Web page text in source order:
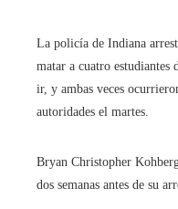
La policía de Indiana
matar a cuatro
ir, y ambas veces
autoridades el martes.
Bryan Christopher
dos semanas antes de su